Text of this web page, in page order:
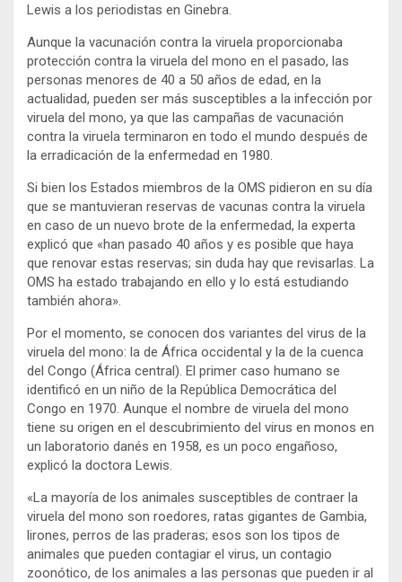
Lewis a los periodistas en Ginebra.
Aunque la vacunación contra la viruela proporcionaba
protección contra la viruela del mono en el pasado, las
personas menores de 40 a 50 años de edad, en la
actualidad, pueden ser más susceptibles a la infección por
viruela del mono, ya que las campañas de vacunación
contra la viruela terminaron en todo el mundo después de
la erradicación de la enfermedad en 1980.
Si bien los Estados miembros de la OMS pidieron en su día
que se mantuvieran reservas de vacunas contra la viruela
en caso de un nuevo brote de la enfermedad, la experta
explicó que «han pasado 40 años y es posible que haya
que renovar estas reservas; sin duda hay que revisarlas. La
OMS ha estado trabajando en ello y lo está estudiando
también ahora».
Por el momento, se conocen dos variantes del virus de la
viruela del mono: la de África occidental y la de la cuenca
del Congo (África central). El primer caso humano se
identificó en un niño de la República Democrática del
Congo en 1970. Aunque el nombre de viruela del mono
tiene su origen en el descubrimiento del virus en monos en
un laboratorio danés en 1958, es un poco engañoso,
explicó la doctora Lewis.
«La mayoría de los animales susceptibles de contraer la
viruela del mono son roedores, ratas gigantes de Gambia,
lirones, perros de las praderas; esos son los tipos de
animales que pueden contagiar el virus, un contagio
zoonótico, de los animales a las personas que pueden ir al